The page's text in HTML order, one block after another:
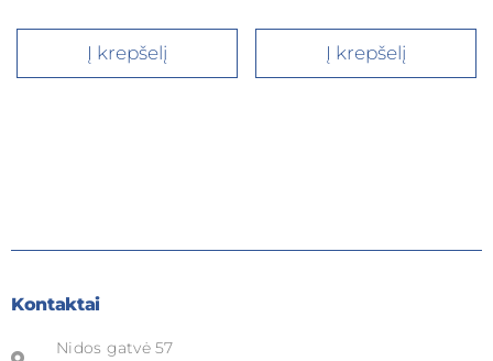
Į krepšelį Į krepšelį
Kontaktai
Nidos gatvė 57